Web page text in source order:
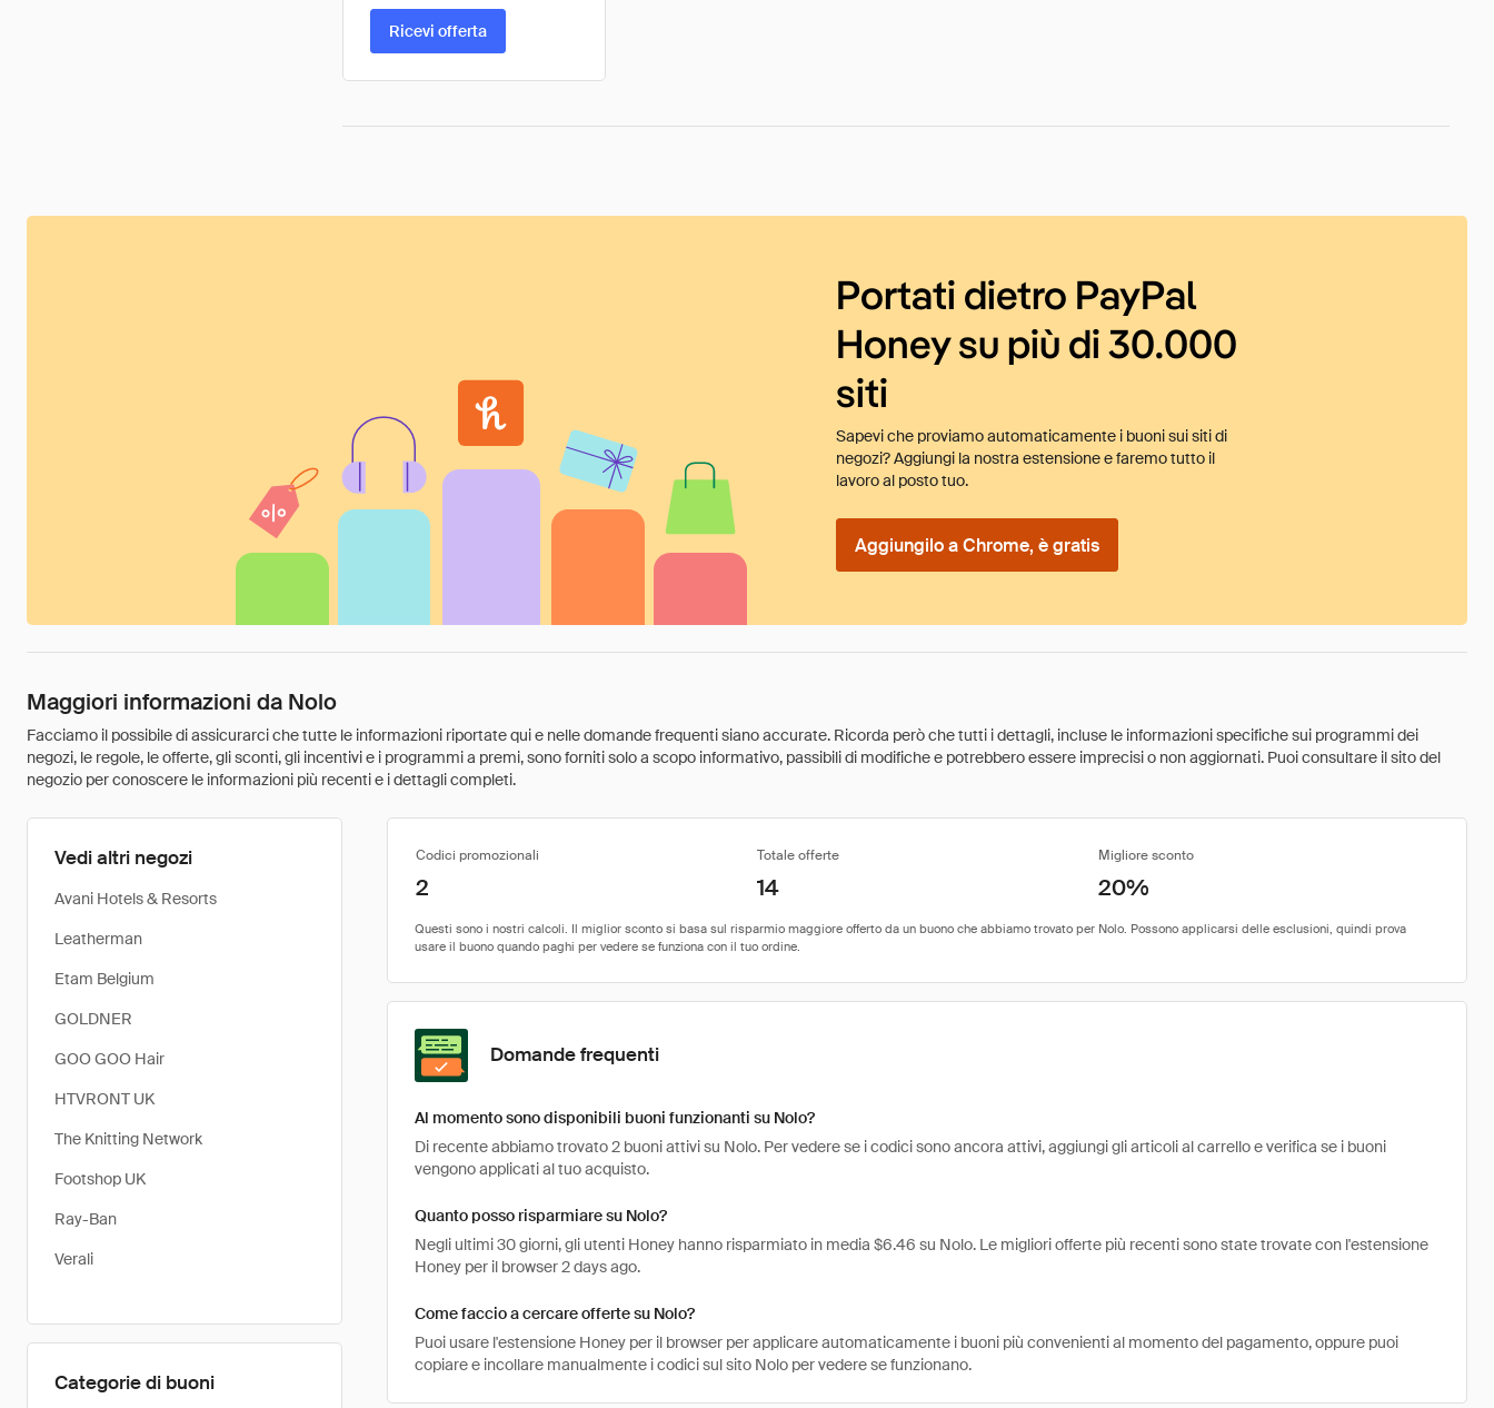
Ricevi offerta
Portati dietro PayPal
Honey su più di 30.000
siti
Sapevi che proviamo automaticamente i buoni sui siti di
negozi? Aggiungi la nostra estensione e faremo tutto il
lavoro al posto tuo.
Aggiungilo a Chrome, è gratis
Maggiori informazioni da Nolo
Facciamo il possibile di assicurarci che tutte le informazioni riportate qui e nelle domande frequenti siano accurate. Ricorda però che tutti i dettagli, incluse le informazioni specifiche sui programmi dei
negozi, le regole, le offerte, gli sconti, gli incentivi e i programmi a premi, sono forniti solo a scopo informativo, passibili di modifiche e potrebbero essere imprecisi o non aggiornati. Puoi consultare il sito del
negozio per conoscere le informazioni più recenti e i dettagli completi.
Vedi altri negozi
Avani Hotels & Resorts
Leatherman
Etam Belgium
GOLDNER
GOO GOO Hair
HTVRONT UK
The Knitting Network
Footshop UK
Ray-Ban
Verali
Categorie di buoni
Codici promozionali Totale offerte Migliore sconto
2 14 20%
Domande frequenti
Al momento sono disponibili buoni funzionanti su Nolo?
Di recente abbiamo trovato 2 buoni attivi su Nolo. Per vedere se i codici sono ancora attivi, aggiungi gli articoli al carrello e verifica se i buoni
vengono applicati al tuo acquisto.
Quanto posso risparmiare su Nolo?
Negli ultimi 30 giorni, gli utenti Honey hanno risparmiato in media $6.46 su Nolo. Le migliori offerte più recenti sono state trovate con l'estensione
Honey per il browser 2 days ago.
Come faccio a cercare offerte su Nolo?
Puoi usare l'estensione Honey per il browser per applicare automaticamente i buoni più convenienti al momento del pagamento, oppure puoi
copiare e incollare manualmente i codici sul sito Nolo per vedere se funzionano.